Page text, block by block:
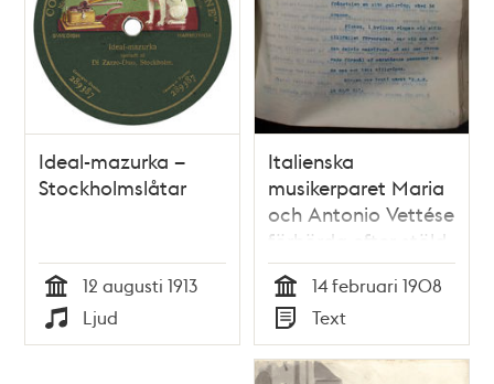
Ideal-mazurka –
Stockholmslåtar
Tid
12 augusti 1913
Typ
Ljud
Italienska
musikerparet Maria
och Antonio Vettése
förhörda efter stöld
av guldring
Tid
14 februari 1908
Typ
Text